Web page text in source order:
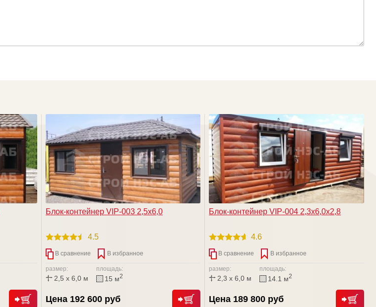
Блок-контейнер VIP-003 2,5х6,0
4.5
В сравнение В избранное
размер:
2,5 x 6,0 м
площадь:
15 м2
Цена 192 600 руб
Блок-контейнер VIP-004 2,3х6,0х2,8
4.6
В сравнение В избранное
размер:
2,3 x 6,0 м
площадь:
14.1 м2
Цена 189 800 руб